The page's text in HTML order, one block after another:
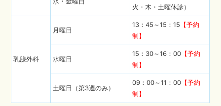
火・木・土曜休診）
乳腺外科
月曜日
13：45～15：15 【予約
制】
水曜日
15：30～16：00 【予約
制】
土曜日（第3週のみ）
09：00～11：00 【予約
制】